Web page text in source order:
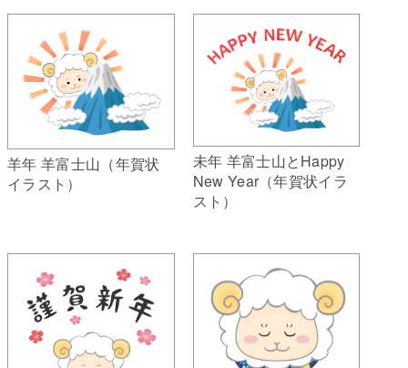
羊年 羊富士山（年賀状
イラスト）
未年 羊富士山とHappy
New Year（年賀状イラ
スト）